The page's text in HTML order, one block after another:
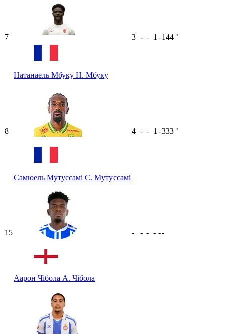
7
Натанаель Мбуку Н. Мбуку
3 - - 1 -144 ʼ
8
Самюель Мутуссамі С. Мутуссамі
4 - - 1 -333 ʼ
15
Аарон Чібола А. Чібола
- - - - --